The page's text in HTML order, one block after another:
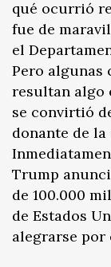
qué ocurrió
fue de
el
Pero algunas
resultan algo
se convirtió
donante de
Trump
de 100.000
de Estados
alegrarse por